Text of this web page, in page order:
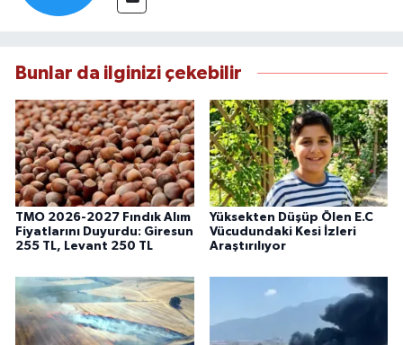
Bunlar da ilginizi çekebilir
TMO 2026-2027 Fındık Alım
Fiyatlarını Duyurdu: Giresun
255 TL, Levant 250 TL
Yüksekten Düşüp Ölen E.C
Vücudundaki Kesi İzleri
Araştırılıyor